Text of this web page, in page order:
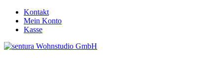
Kontakt
Mein Konto
Kasse